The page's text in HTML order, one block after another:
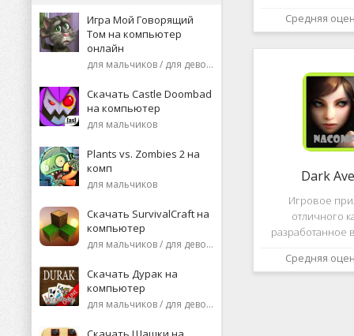
Игра Мой Говорящий
Том на компьютер
онлайн
для мальчиков / для девочек
Скачать Castle Doombad
на компьютер
для мальчиков
Plants vs. Zombies 2 на
комп
для мальчиков
Скачать SurvivalCraft на
компьютер
для мальчиков / для девочек
Скачать Дурак на
компьютер
для мальчиков / для девочек
такому
необычную
Средняя
Dark
Игровое
отличного
разработанное
это, конечно же,
ней вы сможете
Средняя